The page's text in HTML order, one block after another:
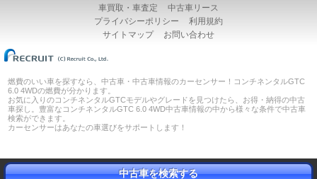
車買取・車査定
中古車リース
プライバシーポリシー
利用規約
サイトマップ
お問い合わせ
燃費のいい車を探すなら、中古車・中古車情報のカーセンサー！コンチネンタルGTC
6.0 4WDの燃費が分かります。
お気に入りのコンチネンタルGTCモデルやグレードを見つけたら、お得・納得の中古
車探し。豊富なコンチネンタルGTC 6.0 4WD中古車情報の中から様々な条件で中古車
検索ができます。
カーセンサーはあなたの車選びをサポートします！
中古車を検索する